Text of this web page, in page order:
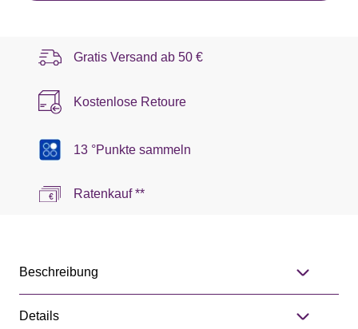
Gratis Versand ab 50 €
Kostenlose Retoure
13 °Punkte sammeln
Ratenkauf **
Beschreibung
Details